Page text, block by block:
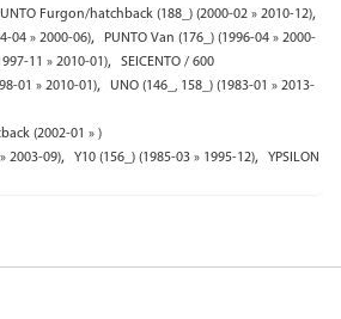
Furgon/hatchback (188_) (2000-02 » 2010-12),
04 » 2000-06),
PUNTO Van (176_) (1996-04 » 2000-
11 » 2010-01),
SEICENTO / 600
01 » 2010-01),
UNO (146_, 158_) (1983-01 » 2013-
(2002-01 » )
2003-09), Y10 (156_) (1985-03 » 1995-12),
YPSILON